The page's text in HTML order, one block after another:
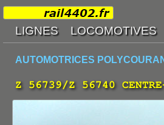
AUTOMOTRICES
Z 56739/Z 56740